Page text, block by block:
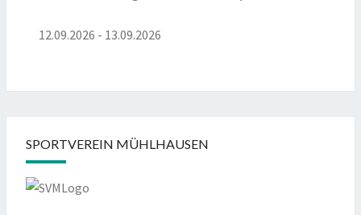
12.09.2026 - 13.09.2026
SPORTVEREIN MÜHLHAUSEN